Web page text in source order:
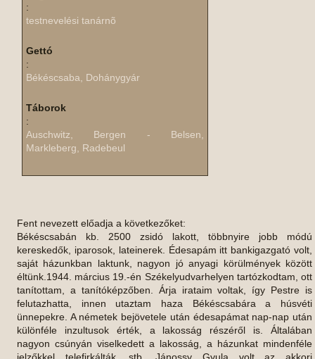
:
testnevelési tanárnõ
Gettó
:
Békéscsaba, Dohánygyár
Táborok
:
Auschwitz, Bergen - Belsen,
Markleberg, Radebeul
Fent nevezett előadja a következőket:
Békéscsabán kb. 2500 zsidó lakott, többnyire jobb módú kereskedők, iparosok, lateinerek. Édesapám itt bankigazgató volt, saját házunkban laktunk, nagyon jó anyagi körülmények között éltünk.1944. március 19.-én Székelyudvarhelyen tartózkodtam, ott tanítottam, a tanítóképzőben. Árja irataim voltak, így Pestre is felutazhatta, innen utaztam haza Békéscsabára a húsvéti ünnepekre. A németek bejövetele után édesapámat nap-nap után különféle inzultusok érték, a lakosság részéről is. Általában nagyon csúnyán viselkedett a lakosság, a házunkat mindenféle jelzőkkel telefirkálták, stb. Jánossy Gyula volt az akkori polgármester, aki ellen nem lehetett panaszunk, azonban Lukács rendőrkapitány kimondottan zsidóbarát volt, ezért hamarosan el is helyezték.Április végén a gettóba kerültünk, mely célra a zsidótemplom körüli utcákat jelölték ki. Gyakran voltak razziák, a detektívek engem is elvittek egy éjszaka. Nem akarták elhinni, hogy szüleimnél lakom, azt hitték, hogy szökevény vagyok, bevittek a rendőrségre, ott kivizsgálták, hogy be voltam-e jelentve és miután megtalálták a bejelentőlapot, hazaengedtek. A gettóban elég rendes lakásunk volt, az egész család együtt lakott. Édesapám az utolsó napig bejárt a bankba állandó polgármesteri engedéllyel. A zsidótanács tagjai: Guttman, Dr. Révész, Sebestyén, stb. elég rendesen viselkedtek. A nőket mezőgazdasági munkára vitték ki, ez azonban csak önkéntes jelentkezésre történt, később azonban ezt a főispán letiltotta. Az utcai gettóablakok be voltak meszelve, a kapuk állandóan zárva ezzel a felirattal: "Zsidóház". Többen megszöktek a gettóból, én is meg akartam szökni, azonban szüleimre való tekintettel elálltam tervemtől. Úgy emlékszem, csak természetes halálesetek fordultak elő itt. Az állandó házkutatások ékszerek és élelem után napirenden voltak. A város gettóban 2500-an voltunk, négy héten át, azután átvittek a vasúti állomás mellett lévő dohánygyárba. Piszkos barakkokban voltunk elhelyezve, állandó kínzások, verések, vallatások az SS-ek részéről gyakoriak volta, így a Hubertus gyár igazgatóját, Deutschot agyonverték. Általában főleg a gazdagabb, tekintélyesebb férfiakat hívták be és vallatták az elásott ékszerek miatt, sőt az elásott holmit kivétették velük. Engem is elfogtak egy elfogott levél miatt, amelyben egyik keresztény barátnőm azt írja nekem, hogy festessem be a hajamat szőkére. Bevittek a vallató cellába, hozattak fodrásznőt, akinek meg kellett vizsgálnia a hajamat, hogy be van-e festve. A hajam színét természetesnek találta, erre az SS elengedett azzal a feltétellel, hogy nem kísérlek meg szökést, sem szöktetést, ellenkező esetben anyám szemeláttára főbe lőnek. Ebből kifolyólag édesanyám kétszer is szívattakot kapott. Itt is napirenden voltak a kutatások, elvették az iratokat, fényképeket összetépték. Egy alkalommal az egyik SS tiszt behozott a gettóba 3 kg cseresznyét, azt az éhező kis zsidógyerekek közé dobálta, élvezettel nézte, amint a szerencsétlen gyerekek össze-vissza marták egymást a cseresznyéért. A gettókórházban voltam ápolónő, alkalmam volt sajnos nagyon sok öngyilkost látnom, a legtöbb esetben halállal végződtek az öngyilkossági kísérletek. Többek között a pesti Fajor szanatórium igazgatója is ott halt meg, morfiummal mérgezte meg magát és egy másfél éves kisfiát, valamit feleségét. Az apa és a kisfiú meghalt, az asszony életben maradt, vele együtt jöttünk ki Auschwitzba. A dohánygyári gettóban a békés megyei zsidósággal együtt 4000 ember volt együtt. Mindenféle felesleges munkát végeztettek a nőkkel, közben az SS parancsnok állandóan gumibottal ját körül a felügyeletet tábori csendőrök, SS-ek látták el, a belső rend fenntartásáról pedig zsidó rendőrök gondoskodtak. Június 24.-én beosztottak transzportba. Az egész gettót egyszerre ürítették ki és vagonírozták be. Közvetlen bevagonírozás előtt nagy kutatás volt. Vöröskeresztes ápolónők kutatták át a nőket, mégpedig a legalaposabban. Mi sok mindent vittünk magunkkal, mert az ellenőrzést végző detektív édesapáméknak jó ismerőse volt.A többiek két váltás fehérneműt, 2 pár cipőt, 2 ruhát, ágyneműt és kétheti élelmet vihettek magukkal. 86 embert tettek egy vagonba, mely egészen kicsi vagon volt, vizet kaptunk induláskor. Mint ### útközben leengedtek vízért. WC vödrökről is gondoskodás történt. Induláskor elegendő kenyeret is kaptunk, mindenről a zsidótanács gondoskodott. Egyesek szerint fogolycseréről volt szó, a pesszimisták azonban úgy vélték, hogy meghalni visznek el bennünket. Kassa felé mentünk, ott már láttuk, hogy utunk Lengyelország felé vezet, ebből következtettük, hogy jó nem várhat ránk. Kassán a bennünket kísérő csendőröket SS-ek váltották fel. A mi vagonunkban senki sem szökött meg, édesapám volt a vagonparancsnok, tőle hallottam, hogy teljes létszámmal érkeztünk meg. Útközben az SS-ek minduntalan bőrtárcákat, bőröveket, töltőtollakat, stb. kértek tőlünk. Azt mondták, hogy dolgozni visznek bennünket, fizetést fogunk kapni a munkákért, a családok együtt maradnak.Öt nap után megérkeztünk Auschwitz-Birkenauba, de. 10 óra felé. Csíkos ruhás lengyel fiúk leszedtek a vagonokból, a férfiakat azonnal külön állították. A csomagokat fent kellett hagyni a vagonokban. Édesanyámmal és húgommal álltam együtt az SS tiszt előtt, aki azonnal kiszortírozott bennünket. A válogatás leginkább a hasonlatosságra ment, tehát az volt a cél tulajdonképpen, hogy a családokat széjjel válasszák. Ez így figyeltem meg, de mások is ezt mondották. Húgomat is mellém, illetve az én csoportomba tették, édesanyánk kétségbeesve kiáltott utánunk, húgom valahogyan odafurakodott hozzá és így elmentek arra az oldalra, ahonnan vissza nem tért még senki sem. Megérkezéskor rögtön láttuk a magasfeszültségű drótokat, képzelhető, hogy ez milyen hatással volt ránk. Utána bevittek a fertőtlenítőbe, ott levágták a hajunkat, szőrtelenítettek, elszedték minden holminkat, ruhánk helyett kaptunk egy szál nyári ruhát. Fegyveres őrök bekísértek bennünket a B. 3-as lágerbe. 1500-an voltunk egy blokkban. Ez tulajdonképpen büntető láger volt, itt nem voltak priccsek, nem volt sem WC, sem pedig vízvezeték. Takaró nélkül feküdtünk a padlón egymás testén. Három hónapig voltunk itt ebben a lágerben, ahol rendszeres munkát nem is végeztünk, cipeltük a nehéz kondérokat. Rengeteget fáztunk, órákon át tartó appeleken térdepeltünk. Keveset aludtunk, a termekben olyan zsúfoltság volt, hogy mozdulni is alig bírtunk. Az ellátás: 1/4 kenyér, reggel üres fekete, vagy tea, ebédre szárított főzelék, amely teljesen ehetetlen volt, néha margarin, vagy szeletke szalámi, kávéskanálnyi lekvár, esetleg 1 dkg konzervhús.Augusztusban tífusszal bekerültem az ambulanciára. Itt dr. Mengele betett a "Durchgang"-ba a halottak és haldoklók közé azzal, hogy nem vagyok munkaképes. Egy szegedi orvosnő barátnőm (Dr. Nagy Klára) itt egy hullával kicserélt, miután dr. Mengele kiszelektált, így a létszám megvolt és Mengele nem keresett. Ragyogó szép férfi volt, állandóan agyonpomádézva járt körül. Úgy tudtuk, hogy szerelmes volt Nagy Klárába. A WC-t nagyon szigorúan ellenőrizte, általában nagy tisztaság volt a lágerben, ez kizárólag az ő érdeme volt. Egy alkalommal a krematórium felé mentünk a fertőtlenítőbe, egy SS tiszt kivont pisztollyal állt ott a krematórium kerítésénél, nem is volt szabad arra néznünk. Mozgó alakokat láttunk az élő sövényen keresztül, a szél égett hús és csontszagot terelt felénk. Később a berdicsevi lágerben találkoztam egy zsidó fiúval, aki a krematóriumban dolgozott, ő mesélte nekem, hogy a krematórium egy fürdőszerű épület volt, a gázt tusokon keresztül eresztették be a helyiségbe, előzőleg törülközőt és szappant adtak az embereknek, szólt a zene, a Donauwalzert játszották és minden tizedik taktusnál még ott a helyszínen, a fürdő csarnokában agyonlőttek egy-egy embert. A hullákat egy csigásszerkezettel felvonták. Kirendelt zsidó orvosok kiszedték a hullák aranyfogait, végül bekerült a hulla a krematóriumba. Emberi hamuval planírozták az utakat, néha a zsidó Häftlingek találtak is kisebb emberi csontokat.Az appelnél gyakoriak voltak a büntetések. Nagy terméskövekkel a kézben térdeplő helyzetben néha órákon át tartottak ezek az appelek. A terméskövekkel különböző gyakorlatokat is kellett végeznünk, így békaugrásban szökdelés, stb. Appel közben senki nem mehetett WC-re, minden nőnek hasmenése volt, kénytelenek voltak ott elvégezni dolgukat, amiért szintén súlyos verés járt. Sokszor zuhogó esőben álltunk kopasz fejjel, kendőt nem volt szabad feltenni. A büntetőlágerben nem volt rendszeres munka, ezért nem is tetováltak.Szeptemberben jóformán minden nap volt szelektálás. Dr. Mengele előtt meztelenül, a szabad ég alatt, katonák jelenlétében kellett elvonulnunk. Rendszerint a hasat figyelte, akinek horpadt volt a hasa a soványságtól, azt nem tette be a munkástranszportba. Engem az első szelektálásnál kidobott, a következő, egy hét múlva történt sorozásnál végre bekerültem egy munkástranszportba. Átvittek az A. lágerbe, kb. 4500-unkat, ahol egyfolytában 12 órát álltunk. Itt azután megfürösztöttek, kaptam egy kb. 12 éves leánykának való ruhát, fabakancsot, alsóneműt (ez volt az első), kaptunk egy kenyeret, kb. 4 dkg. margarint, 2 db. Sajtot és utána bevagoníroztak. 70-en utaztunk vagononként. A WC-re SS-ek kísértek az állomásokon. Négy napi utazás után érkeztünk meg Bergenbelsenbe. Itt zeltekben laktunk, a földön, szalmán feküdtünk, két gyapjútakarónk volt. Itt kaptunk először külön edényt az étkezéshez, ami az auschwitzi állapotok után nagyon jól esett. Rendesen fürödhettünk, kaptunk törülközőt, szappant. Itt verés nem volt, appel hetenként csak egyszer, rendszeresen munkát nem is végeztünk. Az ellátás ugyan ehető volt, de nagyon kevés. A későbbiek folyamán kaptunk csíkos köpönyeget, egy hónap múlva ezt a köpenyt elvették tőlünk, kaptunk télikabátot és így felszerelve 1500-an elkerültünk Leipzig mellé Marklebergbe. Az utat ide négy napig tettük meg, 70-en egy vagonban, elegendőnek mondható úti élelemmel ellátva. Megérkezve ide, rendezett, tiszta munkáslágert láttunk, ahol